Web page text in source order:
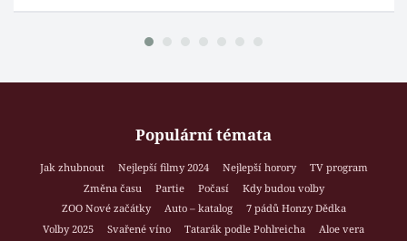
Populární témata
Jak zhubnout Nejlepší filmy 2024 Nejlepší horory
TV program
Změna času
Partie Počasí
Kdy budou volby
ZOO Nové začátky
Auto – katalog
7 pádů Honzy Dědka
Volby 2025
Svařené víno Tatarák podle Pohlreicha
Aloe vera